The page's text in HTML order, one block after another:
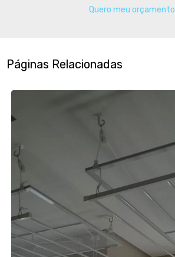
Quero meu orçamento
Páginas Relacionadas